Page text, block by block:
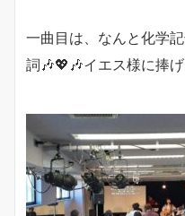
一曲目は、なんと化学
詞🎶💖🎶イエス様に捧